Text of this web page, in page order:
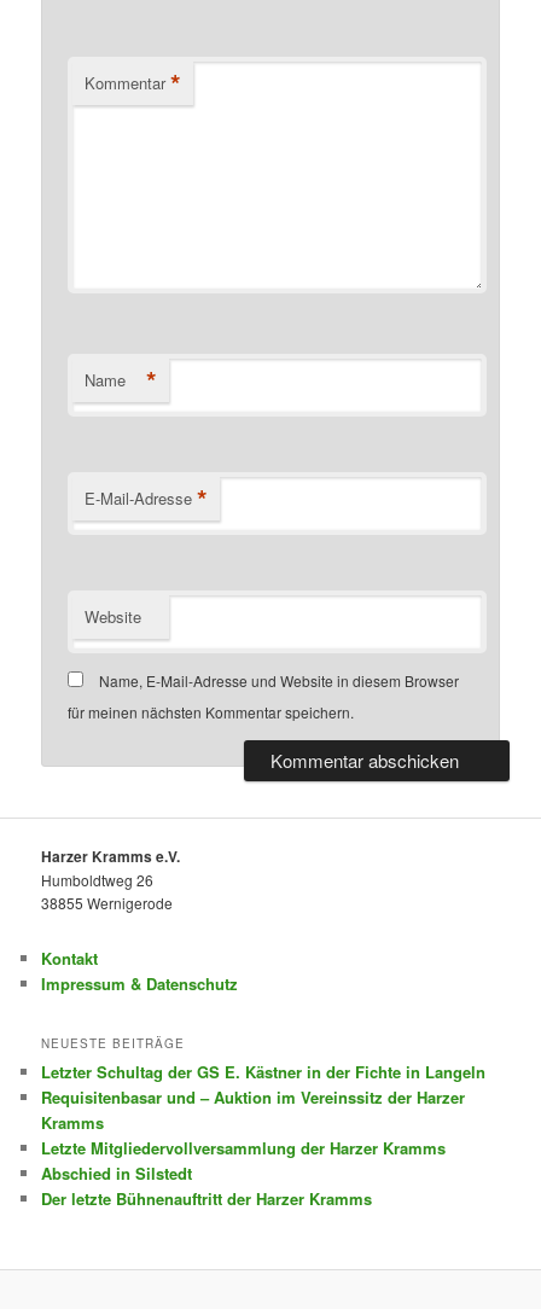
Kommentar *
Name *
E-Mail-Adresse *
Website
Name, E-Mail-Adresse und Website in diesem Browser
für meinen nächsten Kommentar speichern.
Harzer Kramms e.V.
Humboldtweg 26
38855 Wernigerode
Kontakt
Impressum & Datenschutz
NEUESTE BEITRÄGE
Letzter Schultag der GS E. Kästner in der Fichte in Langeln
Requisitenbasar und – Auktion im Vereinssitz der Harzer
Kramms
Letzte Mitgliedervollversammlung der Harzer Kramms
Abschied in Silstedt
Der letzte Bühnenauftritt der Harzer Kramms